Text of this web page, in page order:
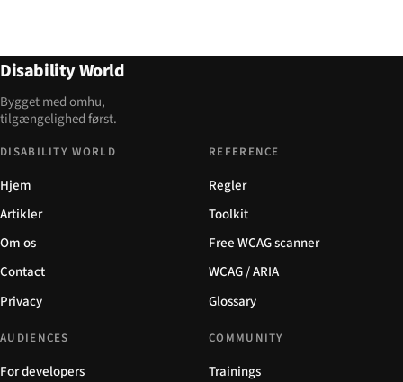
Disability World
Bygget med omhu,
tilgængelighed først.
DISABILITY WORLD
Hjem
Artikler
Om os
Contact
Privacy
REFERENCE
Regler
Toolkit
Free WCAG scanner
WCAG / ARIA
Glossary
AUDIENCES
For developers
COMMUNITY
Trainings